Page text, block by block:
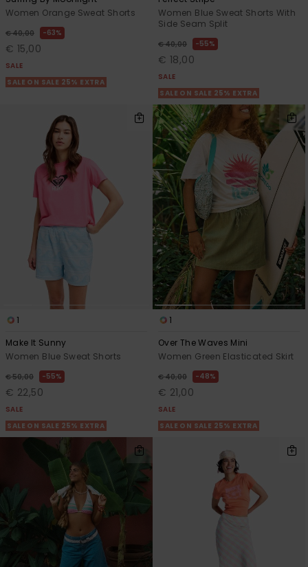
Women Orange Sweat Shorts
€ 40,00 63%
€ 15,00
SALE
SALE ON SALE 25% EXTRA
Women Blue Sweat Shorts With
Side Seam Split
€ 40,00 55%
€ 18,00
SALE
SALE ON SALE 25% EXTRA
1
Make It Sunny
Women Blue Sweat Shorts
€ 50,00 55%
€ 22,50
SALE
SALE ON SALE 25% EXTRA
1
Over The Waves Mini
Women Green Elasticated Skirt
€ 40,00 48%
€ 21,00
SALE
SALE ON SALE 25% EXTRA